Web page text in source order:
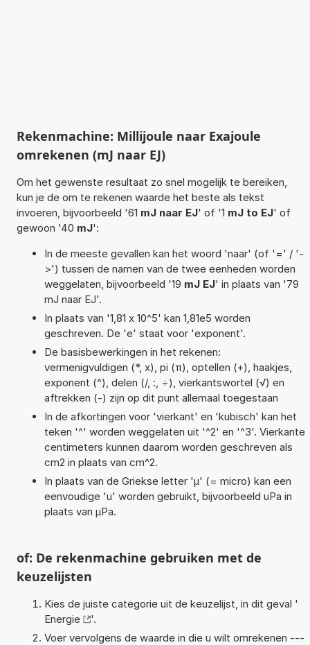
Rekenmachine: Millijoule naar Exajoule
omrekenen (mJ naar EJ)
Om het gewenste resultaat zo snel mogelijk te bereiken,
kun je de om te rekenen waarde het beste als tekst
invoeren, bijvoorbeeld '61 mJ naar EJ' of '1 mJ to EJ' of
gewoon '40 mJ':
In de meeste gevallen kan het woord 'naar' (of '=' / '-
>') tussen de namen van de twee eenheden worden
weggelaten, bijvoorbeeld '19 mJ EJ' in plaats van '79
mJ naar EJ'.
In plaats van '1,81 x 10^5' kan 1,81e5 worden
geschreven. De 'e' staat voor 'exponent'.
De basisbewerkingen in het rekenen:
vermenigvuldigen (*, x), pi (π), optellen (+), haakjes,
exponent (^), delen (/, :, ÷), vierkantswortel (√) en
aftrekken (-) zijn op dit punt allemaal toegestaan
In de afkortingen voor 'vierkant' en 'kubisch' kan het
teken '^' worden weggelaten uit '^2' en '^3'. Vierkante
centimeters kunnen daarom worden geschreven als
cm2 in plaats van cm^2.
In plaats van de Griekse letter 'µ' (= micro) kan een
eenvoudige 'u' worden gebruikt, bijvoorbeeld uPa in
plaats van µPa.
of: De rekenmachine gebruiken met de
keuzelijsten
Kies de juiste categorie uit de keuzelijst, in dit geval '
Energie
'.
Voer vervolgens de waarde in die u wilt omrekenen ---